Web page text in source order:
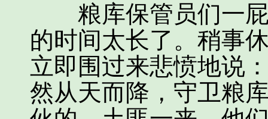
粮库保管员们一屁
的时间太长了。稍事
立即围过来悲愤地说
然从天而降，守卫粮